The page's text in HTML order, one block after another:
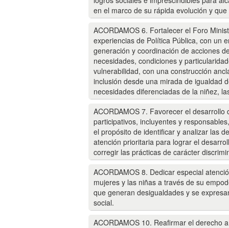
en el marco de su rápida evolución y
ACORDAMOS 6. Fortalecer el Foro
experiencias de Política Pública, con un
generación y coordinación de acciones
necesidades, condiciones y
vulnerabilidad, con una construcción
inclusión desde una mirada de igualdad
necesidades diferenciadas de la niñez,
ACORDAMOS 7. Favorecer el
participativos, incluyentes y
el propósito de identificar y analizar las
atención prioritaria para lograr el
corregir las prácticas de carácter
ACORDAMOS 8. Dedicar especial
mujeres y las niñas a través de su
que generan desigualdades y se
social.
ACORDAMOS 10. Reafirmar el derecho